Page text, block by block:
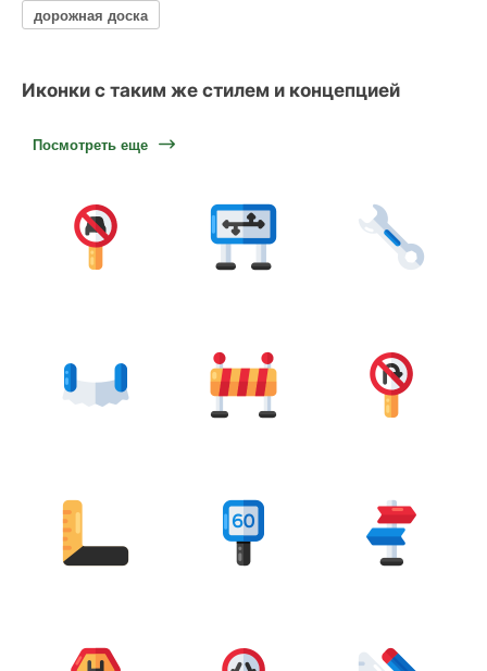
дорожная доска
Иконки с таким же стилем и концепцией
Посмотреть еще